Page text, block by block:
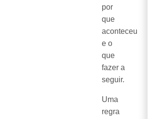
por
que
aconteceu
e o
que
fazer a
seguir.
Uma
regra